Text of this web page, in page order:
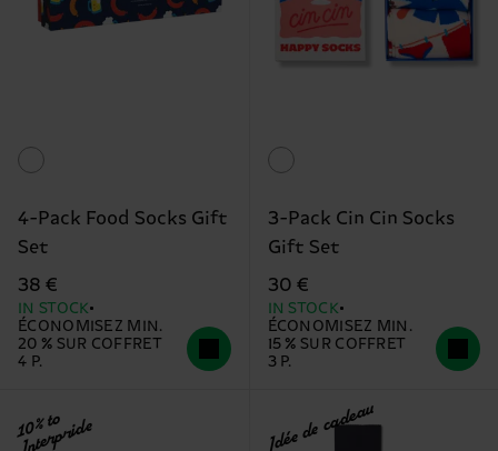
4-Pack Food Socks Gift
Set
38 €
IN STOCK
ÉCONOMISEZ MIN.
20 % SUR COFFRET
4 P.
3-Pack Cin Cin Socks
Gift Set
30 €
IN STOCK
ÉCONOMISEZ MIN.
15 % SUR COFFRET
3 P.
10% to
Interpride Idée de cadeau